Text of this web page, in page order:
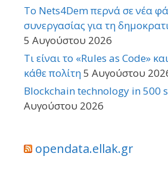
Το Nets4Dem περνά σε νέα
συνεργασίας για τη
5 Αυγούστου 2026
Τι είναι το «Rules as Code»
κάθε πολίτη5 Αυγούστου
Blockchain technology in 500
Αυγούστου 2026
opendata.ellak.gr